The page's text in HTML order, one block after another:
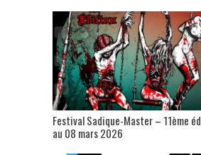
Festival Sadique-Master – 11ème
au 08 mars 2026